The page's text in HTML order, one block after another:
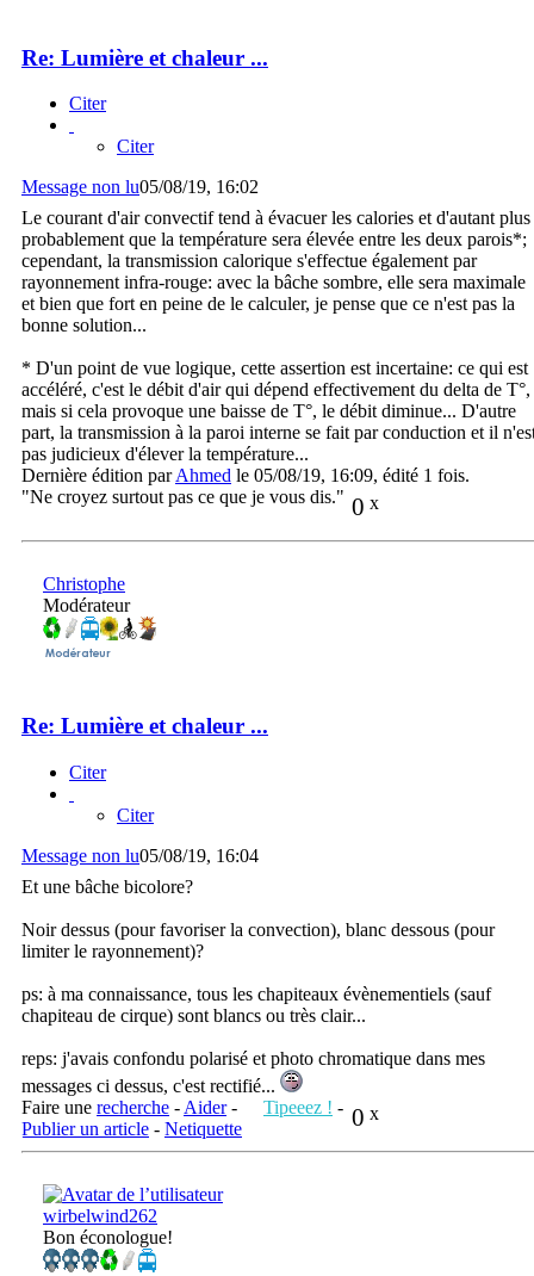
Re: Lumière et chaleur ...
Citer
Citer
Message non lu05/08/19, 16:02
Le courant d'air convectif tend à évacuer les calories et d'autant plus
probablement que la température sera élevée entre les deux parois*;
cependant, la transmission calorique s'effectue également par
rayonnement infra-rouge: avec la bâche sombre, elle sera maximale
et bien que fort en peine de le calculer, je pense que ce n'est pas la
bonne solution...
* D'un point de vue logique, cette assertion est incertaine: ce qui est
accéléré, c'est le débit d'air qui dépend effectivement du delta de T°,
mais si cela provoque une baisse de T°, le débit diminue... D'autre
part, la transmission à la paroi interne se fait par conduction et il
pas judicieux d'élever la température...
Dernière édition parAhmed le 05/08/19, 16:09, édité 1 fois.
0 x
"Ne croyez surtout pas ce que je vous dis."
Christophe
Modérateur
Re: Lumière et chaleur ...
Citer
Citer
Message non lu05/08/19, 16:04
Et une bâche bicolore?
Noir dessus (pour favoriser la convection), blanc dessous (pour
limiter le rayonnement)?
ps: à ma connaissance, tous les chapiteaux évènementiels (sauf
chapiteau de cirque) sont blancs ou très clair...
reps: j'avais confondu polarisé et photo chromatique dans mes
messages ci dessus, c'est rectifié...
0 x
Faire une recherche - Aider- Tipeeez ! -
Publier un article - Netiquette
wirbelwind262
Bon éconologue!